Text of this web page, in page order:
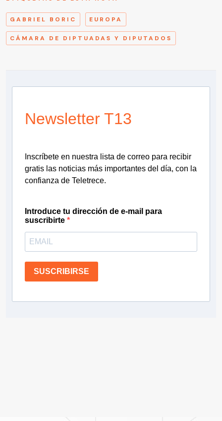
GABRIEL BORIC EUROPA
CÁMARA DE DIPTUADAS Y DIPUTADOS
Newsletter T13
Inscríbete en nuestra lista de correo para recibir
gratis las noticias más importantes del día, con la
confianza de Teletrece.
Introduce tu dirección de e-mail para
suscribirte
SUSCRIBIRSE